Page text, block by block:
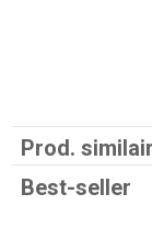
Prod.
Best-seller